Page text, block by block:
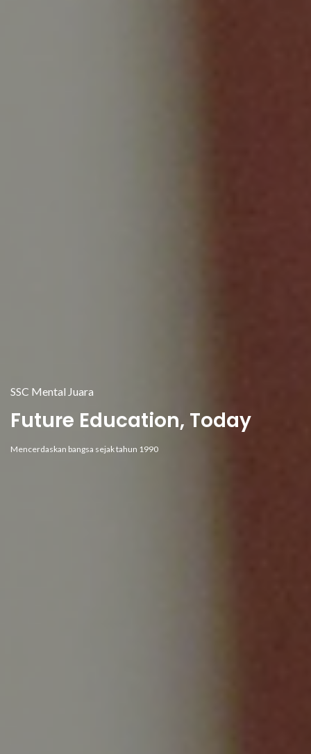
SSC Mental Juara
Future Education, Today
Mencerdaskan bangsa sejak tahun 1990